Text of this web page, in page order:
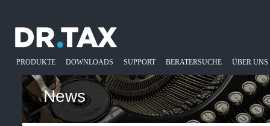
PRODUKTE DOWNLOADS SUPPORT BERATERSUCHE ÜBER UNS
News